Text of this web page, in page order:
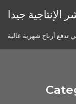
جيدا
تدفع أرباح شهرية عالية